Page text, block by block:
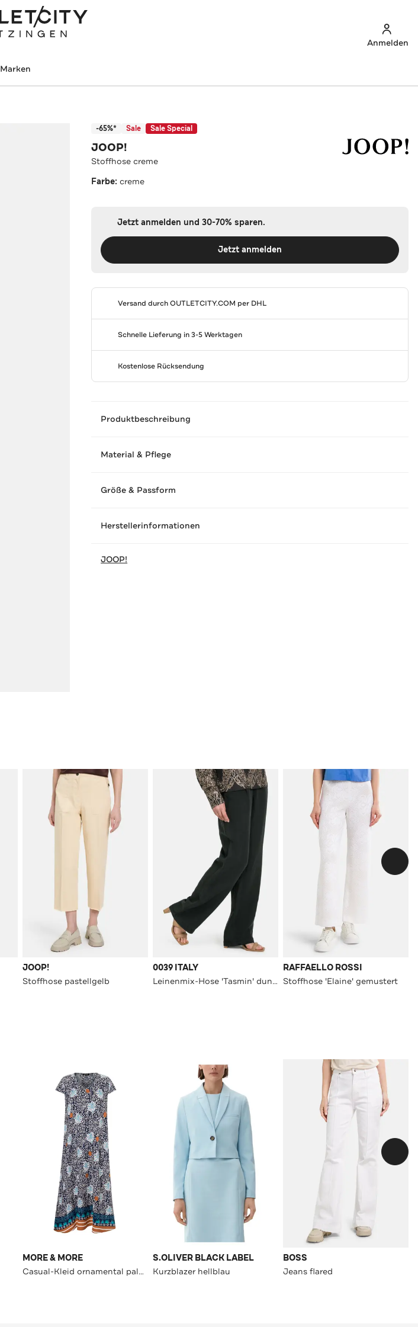
Anmelden
Marken
-65%* Sale Sale Special
JOOP!
Stoffhose creme
Farbe:creme
Jetzt anmelden und 30-70% sparen.
Jetzt anmelden
Versand durchOUTLETCITY.COM per DHL
Schnelle Lieferung in 3-5 Werktagen
Kostenlose Rücksendung
Produktbeschreibung
Material & Pflege
Größe & Passform
Herstellerinformationen
JOOP!
JOOP!
Stoffhose pastellgelb
0039 ITALY
Leinenmix-Hose 'Tasmin' dunkelgrau
RAFFAELLO ROSSI
Stoffhose 'Elaine' gemustert
MORE & MORE
Casual-Kleid ornamental palmtree print with bordure
S.OLIVER BLACK LABEL
Kurzblazer hellblau
BOSS
Jeans flared